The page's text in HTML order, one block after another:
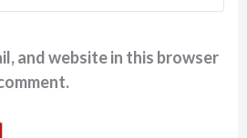
and website in this browser